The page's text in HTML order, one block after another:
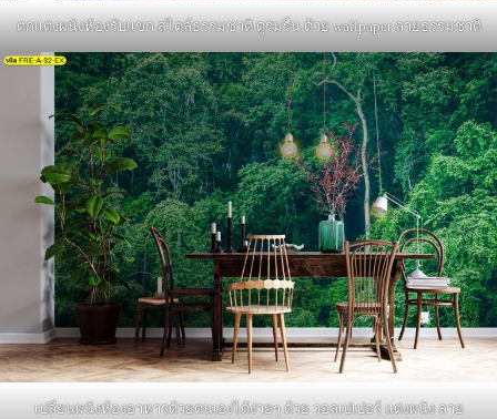
ตกแต่งผนังห้องรับแขก สไตล์ธรรมชาติ ดูร่มรื่น ด้วย wallpaper ลายธรรมชาติ
เปลี่ยนผนังห้องอาหารด้วยตนเองได้ง่ายๆ ด้วย วอลเปเปอร์ แต่งผนัง ลาย